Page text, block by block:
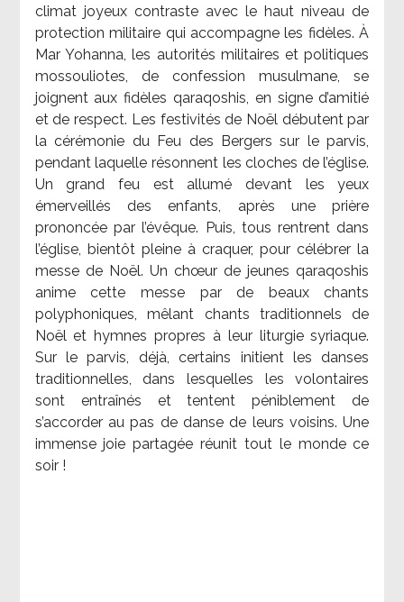
climat joyeux contraste avec le haut niveau de
protection militaire qui accompagne les fidèles. À
Mar Yohanna, les autorités militaires et politiques
mossouliotes, de confession musulmane, se
joignent aux fidèles qaraqoshis, en signe d’amitié
et de respect. Les festivités de Noël débutent par
la cérémonie du Feu des Bergers sur le parvis,
pendant laquelle résonnent les cloches de l’église.
Un grand feu est allumé devant les yeux
émerveillés des enfants, après une prière
prononcée par l’évêque. Puis, tous rentrent dans
l’église, bientôt pleine à craquer, pour célébrer la
messe de Noël. Un chœur de jeunes qaraqoshis
anime cette messe par de beaux chants
polyphoniques, mêlant chants traditionnels de
Noël et hymnes propres à leur liturgie syriaque.
Sur le parvis, déjà, certains initient les danses
traditionnelles, dans lesquelles les volontaires
sont entraînés et tentent péniblement de
s’accorder au pas de danse de leurs voisins. Une
immense joie partagée réunit tout le monde ce
soir !